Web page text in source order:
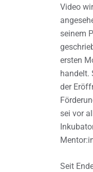
Video
seinem
ersten
handelt.
der
sei vor
Seit